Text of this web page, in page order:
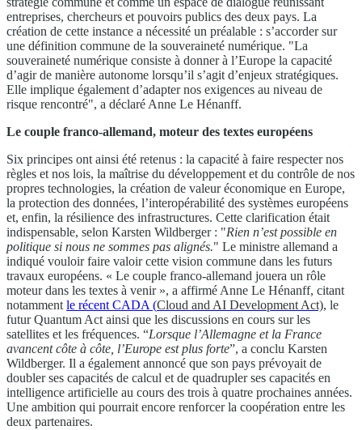
entreprises, chercheurs et pouvoirs publics des deux pays. La
création de cette instance a nécessité un préalable : s’accorder sur
une définition commune de la souveraineté numérique. "La
souveraineté numérique consiste à donner à l’Europe la capacité
d’agir de manière autonome lorsqu’il s’agit d’enjeux stratégiques.
Elle implique également d’adapter nos exigences au niveau de
risque rencontré", a déclaré Anne Le Hénanff.
Le couple franco-allemand, moteur des textes européens
Six principes ont ainsi été retenus : la capacité à faire respecter nos
règles et nos lois, la maîtrise du développement et du contrôle de nos
propres technologies, la création de valeur économique en Europe,
la protection des données, l’interopérabilité des systèmes européens
et, enfin, la résilience des infrastructures. Cette clarification était
indispensable, selon Karsten Wildberger : "Rien n’est possible en
politique si nous ne sommes pas alignés." Le ministre allemand a
indiqué vouloir faire valoir cette vision commune dans les futurs
travaux européens. « Le couple franco-allemand jouera un rôle
moteur dans les textes à venir », a affirmé Anne Le Hénanff, citant
notamment le récent CADA (Cloud and AI Development Act), le
futur Quantum Act ainsi que les discussions en cours sur les
satellites et les fréquences. “Lorsque l’Allemagne et la France
avancent côte à côte, l’Europe est plus forte”, a conclu Karsten
Wildberger. Il a également annoncé que son pays prévoyait de
doubler ses capacités de calcul et de quadrupler ses capacités en
intelligence artificielle au cours des trois à quatre prochaines années.
Une ambition qui pourrait encore renforcer la coopération entre les
deux partenaires.